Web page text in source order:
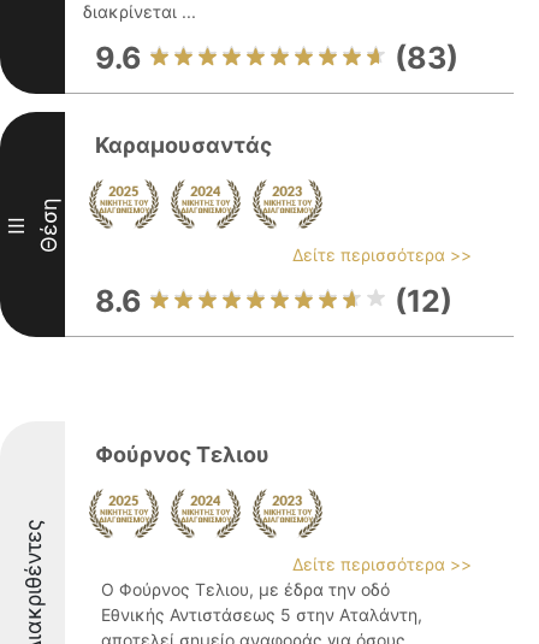
διακρίνεται ...
9.6 (83)
III Θέση
Καραμουσαντάς
Δείτε περισσότερα >>
8.6 (12)
Διακριθέντες
Φούρνος Τελιου
Δείτε περισσότερα >>
Ο Φούρνος Τελιου, με έδρα την οδό
Εθνικής Αντιστάσεως 5 στην Αταλάντη,
αποτελεί σημείο αναφοράς για όσους